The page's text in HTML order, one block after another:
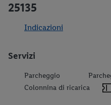
25135
Indicazioni
Servizi
Parcheggio
Colonnina di ricarica